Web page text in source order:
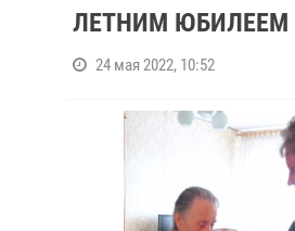
ЛЕТНИМ ЮБИЛЕЕМ
24 мая 2022, 10:52